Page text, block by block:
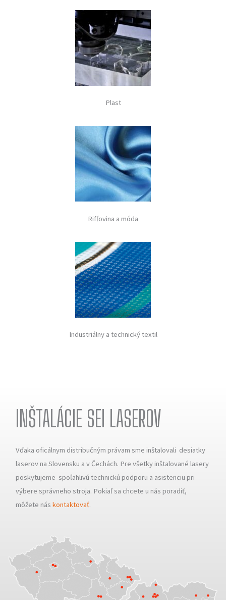
Plast
Rifľovina a móda
Industriálny a technický textil
INŠTALÁCIE SEI LASEROV
Vďaka oficálnym distribučným právam sme inštalovali desiatky
laserov na Slovensku a v Čechách. Pre všetky inštalované lasery
poskytujeme spoľahlivú technickú podporu a asistenciu pri
výbere správneho stroja. Pokiaľ sa chcete u nás poradiť,
môžete náskontaktovať.